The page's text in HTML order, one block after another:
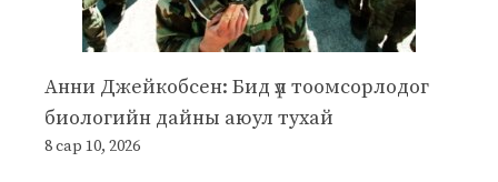
Анни Джейкобсен: Бид үл тоомсорлодог
биологийн дайны аюул тухай
8 сар 10, 2026